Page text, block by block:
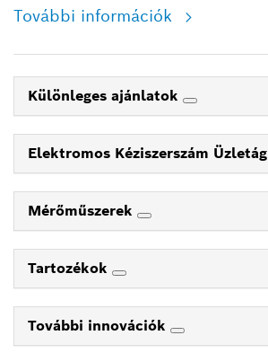
További információk
Különleges ajánlatok
Elektromos Kéziszerszám Üzletág
Mérőműszerek
Tartozékok
További innovációk